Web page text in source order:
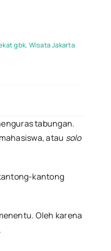
gbk, Wisata Jakarta
tabungan.
atau solo
kantong
Oleh karena